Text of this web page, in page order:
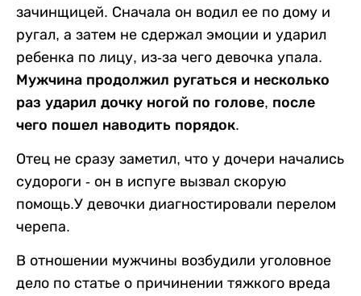
зачинщицей. Сначала он водил ее по дому и
ругал, а затем не сдержал эмоции и ударил
ребенка по лицу, из-за чего девочка упала.
Мужчина продолжил ругаться и несколько
раз ударил дочку ногой по голове, после
чего пошел наводить порядок.
Отец не сразу заметил, что у дочери начались
судороги - он в испуге вызвал скорую
помощь.У девочки диагностировали перелом
черепа.
В отношении мужчины возбудили уголовное
дело по статье о причинении тяжкого вреда